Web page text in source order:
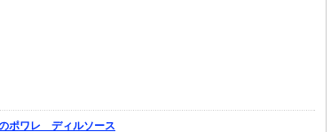
ポワレ ディルソース